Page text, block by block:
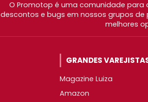
O Promotop é uma comunidade
descontos e bugs em nossos grupos
melhores
GRANDES
Magazine Luiza
Amazon